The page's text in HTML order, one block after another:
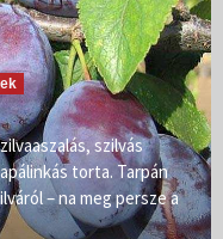
szilvás
torta. Tarpán
– na meg persze a